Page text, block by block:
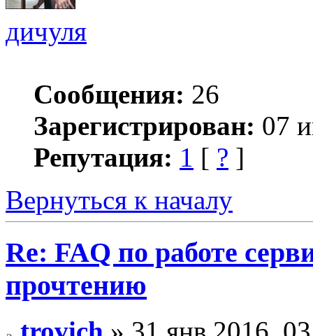
дичуля
Сообщения: 26
Зарегистрирован: 07
Репутация: 1 [ ? ]
Вернуться к началу
Re: FAQ по работе
прочтению